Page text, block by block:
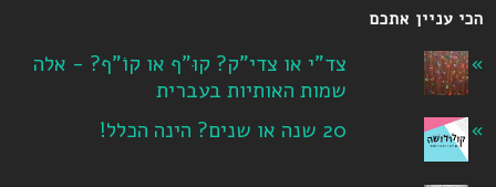
הכי עניין אתכם
צד"י או צדי"ק? קוּ"ף או קוֹ"ף? - אלה
שמות האותיות בעברית
20 שנה או שנים? הינה הכלל!